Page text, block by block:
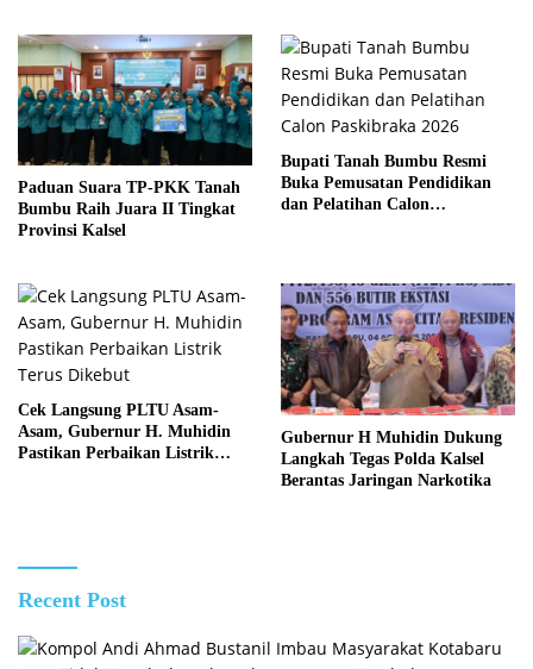
Paduan Suara TP-PKK Tanah
Bumbu Raih Juara II Tingkat
Provinsi Kalsel
Bupati Tanah Bumbu Resmi
Buka Pemusatan Pendidikan
dan Pelatihan Calon
Cek Langsung PLTU Asam-
Asam, Gubernur H. Muhidin
Pastikan Perbaikan Listrik
Gubernur H Muhidin Dukung
Langkah Tegas Polda Kalsel
Berantas Jaringan Narkotika
Recent Post